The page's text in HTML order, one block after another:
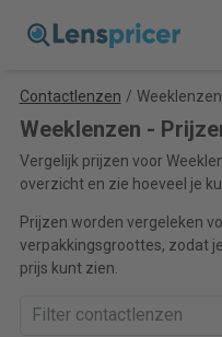
Contactlenzen / Weeklenzen
Weeklenzen -
Vergelijk prijzen voor
overzicht en zie hoeveel je
Prijzen worden vergeleken
verpakkingsgroottes, zodat
prijs kunt zien.